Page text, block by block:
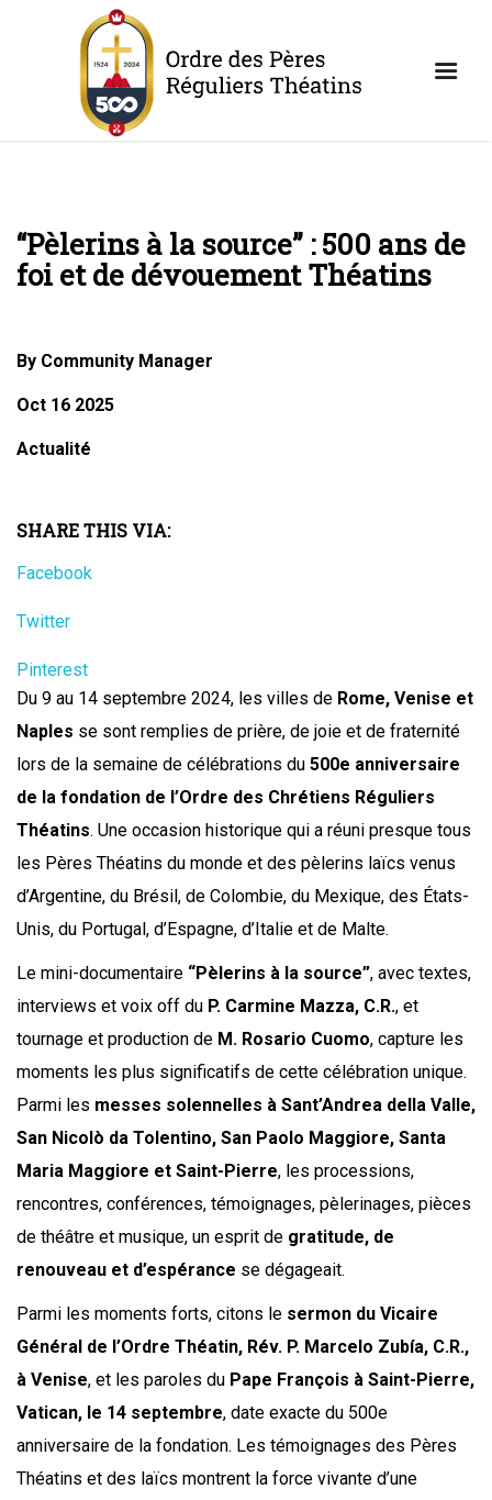
“Pèlerins à la source” : 500 ans de
foi et de dévouement Théatins
By Community Manager
Oct 16 2025
Actualité
SHARE THIS VIA:
Facebook
Twitter
Pinterest
Du 9 au 14 septembre 2024, les villes de Rome, Venise et
Naples se sont remplies de prière, de joie et de fraternité
lors de la semaine de célébrations du 500e anniversaire
de la fondation de l’Ordre des Chrétiens Réguliers
Théatins. Une occasion historique qui a réuni presque tous
les Pères Théatins du monde et des pèlerins laïcs venus
d’Argentine, du Brésil, de Colombie, du Mexique, des États-
Unis, du Portugal, d’Espagne, d’Italie et de Malte.
Le mini-documentaire “Pèlerins à la source”, avec textes,
interviews et voix off du P. Carmine Mazza, C.R., et
tournage et production de M. Rosario Cuomo, capture les
moments les plus significatifs de cette célébration unique.
Parmi les messes solennelles à Sant’Andrea della Valle,
San Nicolò da Tolentino, San Paolo Maggiore, Santa
Maria Maggiore et Saint-Pierre, les processions,
rencontres, conférences, témoignages, pèlerinages, pièces
de théâtre et musique, un esprit de gratitude, de
renouveau et d’espérance se dégageait.
Parmi les moments forts, citons le sermon du Vicaire
Général de l’Ordre Théatin, Rév. P. Marcelo Zubía, C.R.,
à Venise, et les paroles du Pape François à Saint-Pierre,
Vatican, le 14 septembre, date exacte du 500e
anniversaire de la fondation. Les témoignages des Pères
Théatins et des laïcs montrent la force vivante d’une